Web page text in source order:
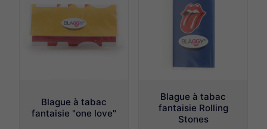
Blague à tabac
fantaisie "one love"
Blague à tabac
fantaisie Rolling
Stones